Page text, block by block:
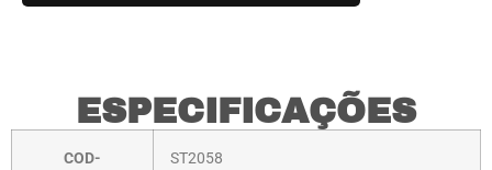
ESPECIFICAÇÕES
COD-
ST2058